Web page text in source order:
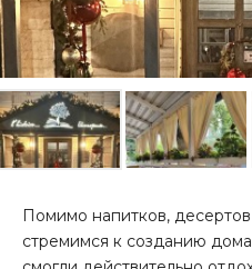
Помимо напитков,
стремимся к созданию